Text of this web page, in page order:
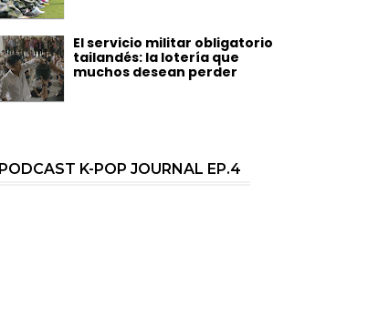
El servicio militar obligatorio
tailandés: la lotería que
muchos desean perder
PODCAST K-POP JOURNAL EP.4